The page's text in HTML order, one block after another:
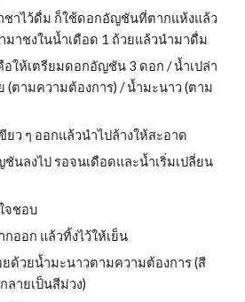
ชาไว้ดื่ม ก็ใช้ดอกอัญชันที่ตากแห้งแล้ว
าชงในน้ำเดือด 1 ถ้วยแล้วนำมาดื่ม
ให้เตรียมดอกอัญชัน 3 ดอก / น้ำเปล่า
(ตามความต้องการ) / น้ำมะนาว (ตาม
ว ๆ ออกแล้วนำไปล้างให้สะอาด
นลงไป รอจนเดือดและน้ำเริ่มเปลี่ยน
จชอบ
กออก แล้วทิ้งไว้ให้เย็น
ด้วยน้ำมะนาวตามความต้องการ (สี
ลายเป็นสีม่วง)